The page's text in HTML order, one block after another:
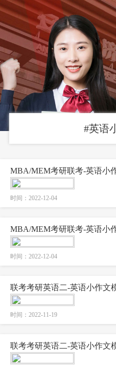
#英语
MBA/MEM考研联考-英语小
时间：2022-12-04
MBA/MEM考研联考-英语小
时间：2022-12-04
联考考研英语二-英语小作文
时间：2022-11-19
联考考研英语二-英语小作文